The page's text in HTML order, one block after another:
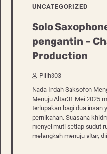
UNCATEGORIZED
Solo
pengantin –
Production
Pilih303
Nada Indah Saksofon
Menuju Altar31 Mei 2025
terlupakan bagi dua insan
pernikahan. Suasana
menyelimuti setiap sudut
melangkah menuju altar,